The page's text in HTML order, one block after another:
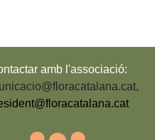
amb l'associació:
,